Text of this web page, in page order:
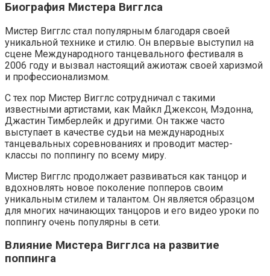
Биография Мистера Вигглса
Мистер Вигглс стал популярным благодаря своей
уникальной технике и стилю. Он впервые выступил на
сцене Международного танцевального фестиваля в
2006 году и вызвал настоящий ажиотаж своей харизмой
и профессионализмом.
С тех пор Мистер Вигглс сотрудничал с такими
известными артистами, как Майкл Джексон, Мэдонна,
Джастин Тимберлейк и другими. Он также часто
выступает в качестве судьи на международных
танцевальных соревнованиях и проводит мастер-
классы по поппингу по всему миру.
Мистер Вигглс продолжает развиваться как танцор и
вдохновлять новое поколение попперов своим
уникальным стилем и талантом. Он является образцом
для многих начинающих танцоров и его видео уроки по
поппингу очень популярны в сети.
Влияние Мистера Вигглса на развитие
поппинга